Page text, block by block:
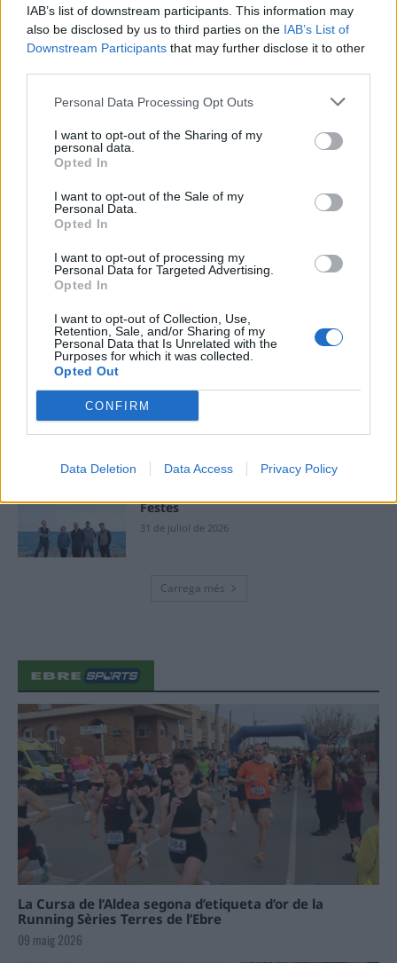
IAB’s list of downstream participants. This information may
also be disclosed by us to third parties on the IAB’s List of
Downstream Participants that may further disclose it to other
Personal Data Processing Opt Outs
I want to opt-out of the Sharing of my
personal data.
Opted In
I want to opt-out of the Sale of my
Personal Data.
Opted In
I want to opt-out of processing my
Personal Data for Targeted Advertising.
Opted In
I want to opt-out of Collection, Use,
Retention, Sale, and/or Sharing of my
Personal Data that Is Unrelated with the
Purposes for which it was collected.
Opted Out
CONFIRM
Data Deletion Data Access Privacy Policy
ÚLTIMES NOTÍCIES
i culmina un projecte estratègic que
40 peces a concurs
31 de juliol de 2026
“L’eclipsi serà una oportunitat també
per a gaudir de les Festes Majors
d’Amposta”
Festes
31 de juliol de 2026
Carrega més
La Cursa de l’Aldea segona d’etiqueta d’or de la
Running Sèries Terres de l’Ebre
09 maig 2026